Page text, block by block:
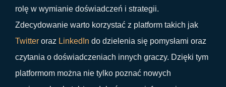
rolę w wymianie doświadczeń i strategii.
Zdecydowanie warto korzystać z platform takich jak
Twitter oraz LinkedIn do dzielenia się pomysłami oraz
czytania o doświadczeniach innych graczy. Dzięki tym
platformom można nie tylko poznać nowych